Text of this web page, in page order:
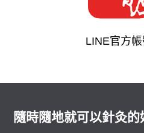
LINE官方
隨時隨地就可以針灸的